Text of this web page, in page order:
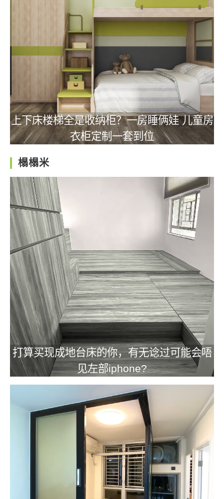
上下床楼梯全是收纳柜？一房睡俩娃 儿童房
衣柜定制一套到位
榻榻米
打算买现成地台床的你，有无谂过可能会唔
见左部iphone?